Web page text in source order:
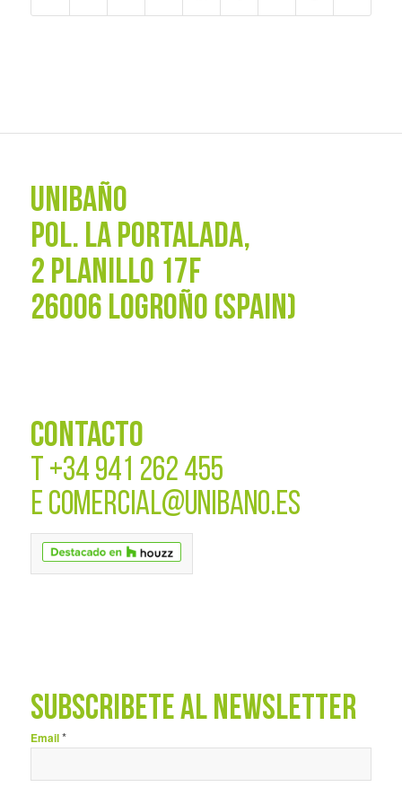
UNIBAÑO
POL. La Portalada,
2 PLANILLO 17F
26006 LOGROÑO (SPAIN)
CONTACTO
T +34 941 262 455
E COMERCIAL@UNIBANO.ES
SUBSCRÍBETE AL NEWSLETTER
Email*